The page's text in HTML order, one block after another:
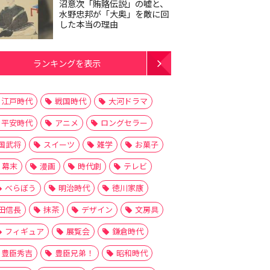
沼意次「賄賂伝説」の嘘と、
水野忠邦が「大奥」を敵に回
した本当の理由
ランキングを表示
江戸時代 戦国時代
大河ドラマ
平安時代
アニメ
ロングセラー
武将
スイーツ 雑学
お菓子
幕末
漫画 時代劇
テレビ
べらぼう
明治時代
徳川家康
信長
抹茶 デザイン
文房具
フィギュア
展覧会
鎌倉時代
豊臣秀吉
豊臣兄弟！
昭和時代